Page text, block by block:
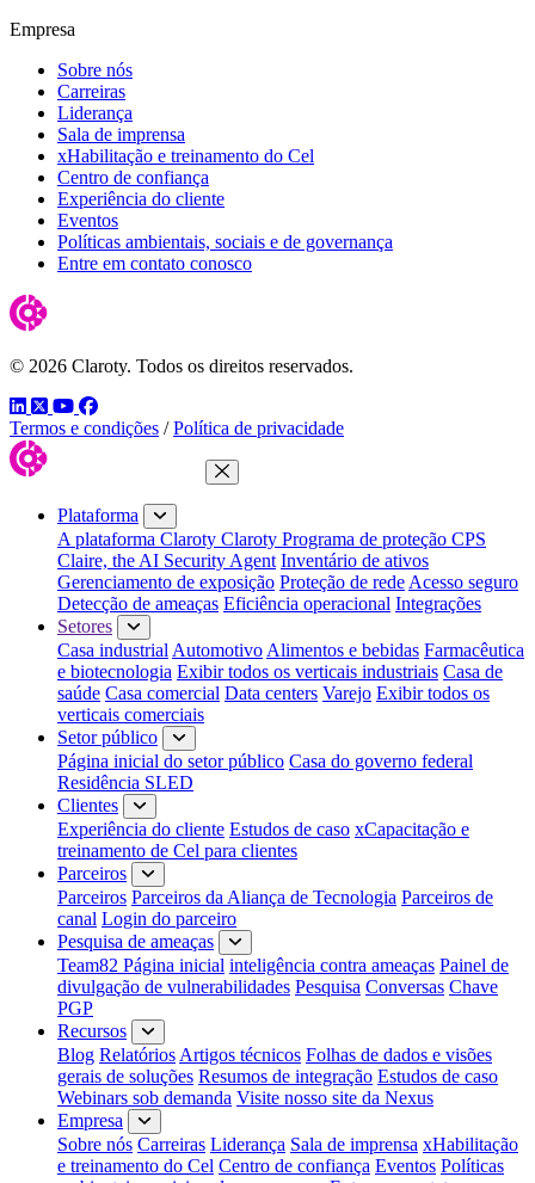
Empresa
Sobre nós
Carreiras
Liderança
Sala de imprensa
xHabilitação e treinamento do Cel
Centro de confiança
Experiência do cliente
Eventos
Políticas ambientais, sociais e de governança
Entre em contato conosco
© 2026 Claroty. Todos os direitos reservados.
LinkedIn
TwitterYouTube
Facebook
Termos e condições / Política de privacidade
Fechar menu
Plataforma
A plataforma Claroty Claroty Programa de proteção CPS
Claire, the AI Security Agent Inventário de ativos
Gerenciamento de exposição Proteção de rede Acesso seguro
Detecção de ameaças Eficiência operacional Integrações
Setores
Casa industrial Automotivo Alimentos e bebidas Farmacêutica
e biotecnologia Exibir todos os verticais industriais Casa de
saúde Casa comercial Data centers Varejo Exibir todos os
verticais comerciais
Setor público
Página inicial do setor público Casa do governo federal
Residência SLED
Clientes
Experiência do cliente Estudos de caso xCapacitação e
treinamento de Cel para clientes
Parceiros
Parceiros Parceiros da Aliança de Tecnologia Parceiros de
canal Login do parceiro
Pesquisa de ameaças
Team82 Página inicial inteligência contra ameaças Painel de
divulgação de vulnerabilidades Pesquisa Conversas Chave
PGP
Recursos
Blog Relatórios Artigos técnicos Folhas de dados e visões
gerais de soluções Resumos de integração Estudos de caso
Webinars sob demanda Visite nosso site da Nexus
Empresa
Sobre nós Carreiras Liderança Sala de imprensa xHabilitação
e treinamento do Cel Centro de confiança Eventos Políticas